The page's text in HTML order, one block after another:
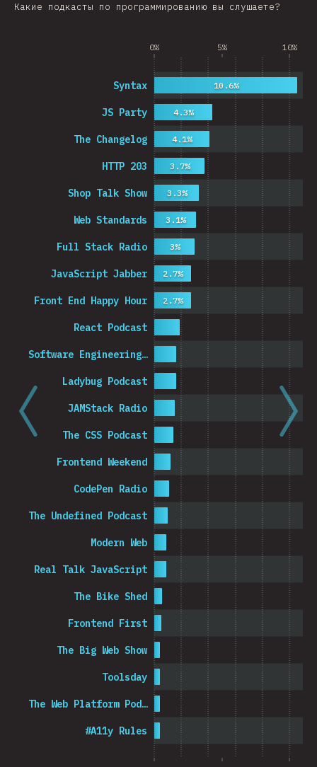
Какие подкасты по программированию вы слушаете?
0% 5% 10%
#A11y Rules
The Web Platform Pod…
Toolsday
The Big Web Show
Frontend First
The Bike Shed
Real Talk JavaScript
Modern Web
The Undefined Podcast
CodePen Radio
Frontend Weekend
The CSS Podcast
JAMStack Radio
Ladybug Podcast
Software Engineering…
React Podcast
Front End Happy Hour
JavaScript Jabber
Full Stack Radio
Web Standards
Shop Talk Show
HTTP 203
The Changelog
JS Party
Syntax
2.7%
2.7%
3%
3.1%
3.3%
3.7%
4.1%
4.3%
10.6%